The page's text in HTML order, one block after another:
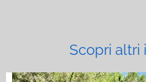
Scopri altri